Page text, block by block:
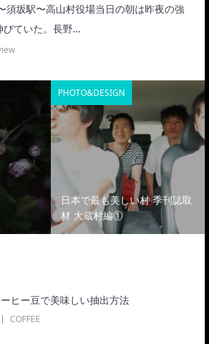
須坂駅〜高山村役場当日の朝は昨夜の強
びていた。長野…
PHOTO&DESIGN
日本で最も美しい村 季刊誌取
材 大蔵村編①
ヒー豆で美味しい抽出方法
COFFEE